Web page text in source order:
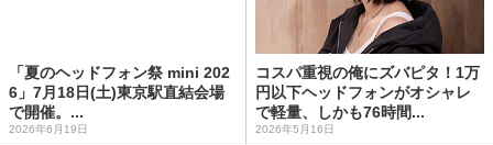
「夏のヘッドフォン祭 mini 202
6」7月18日(土)東京駅直結会場
で開催。...
2026年6月19日
コスパ重視の俺にズバピタ！1万
円以下ヘッドフォンがオシャレ
で軽量、しかも76時間...
2026年5月16日